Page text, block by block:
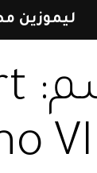
إلى
ليموزين